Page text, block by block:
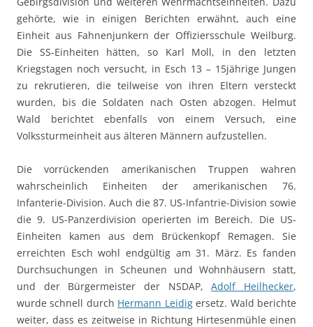
gehörte, wie in einigen Berichten erwähnt, auch eine
Einheit aus Fahnenjunkern der Offiziersschule Weilburg.
Die SS-Einheiten hätten, so Karl Moll, in den letzten
Kriegstagen noch versucht, in Esch 13 – 15jährige Jungen
zu rekrutieren, die teilweise von ihren Eltern versteckt
wurden, bis die Soldaten nach Osten abzogen. Helmut
Wald berichtet ebenfalls von einem Versuch, eine
Volkssturmeinheit aus älteren Männern aufzustellen.
Die vorrückenden amerikanischen Truppen wahren
wahrscheinlich Einheiten der amerikanischen 76.
Infanterie-Division. Auch die 87. US-Infantrie-Division sowie
die 9. US-Panzerdivision operierten im Bereich. Die US-
Einheiten kamen aus dem Brückenkopf Remagen. Sie
erreichten Esch wohl endgültig am 31. März. Es fanden
Durchsuchungen in Scheunen und Wohnhäusern statt,
und der Bürgermeister der NSDAP,Adolf Heilhecker,
wurde schnell durch Hermann Leidigersetz. Wald berichte
weiter, dass es zeitweise in Richtung Hirtesenmühle einen